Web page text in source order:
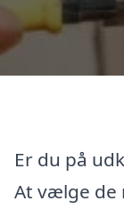
Er du på
At vælge de